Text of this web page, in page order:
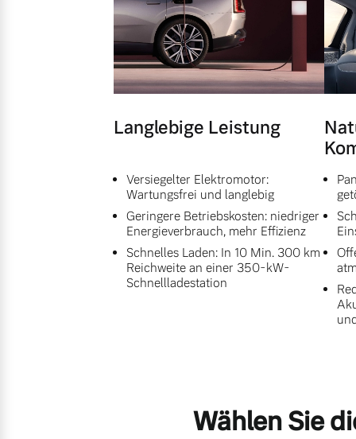
Langlebige Leistung
Versiegelter Elektromotor:
Wartungsfrei und langlebig
Geringere Betriebskosten: niedriger
Energieverbrauch, mehr Effizienz
Schnelles Laden: In 10 Min. 300 km
Reichweite an einer 350-kW-
Schnellladestation
Wählen Sie